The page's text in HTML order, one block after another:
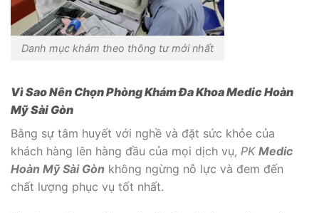
Danh mục khám theo thông tư mới nhất
Vì Sao Nên Chọn Phòng Khám Đa Khoa Medic Hoàn
Mỹ Sài Gòn
Bằng sự tâm huyết với nghề và đặt sức khỏe của
khách hàng lên hàng đầu của mọi dịch vụ, PK Medic
Hoàn Mỹ Sài Gòn không ngừng nỗ lực và đem đến
chất lượng phục vụ tốt nhất.